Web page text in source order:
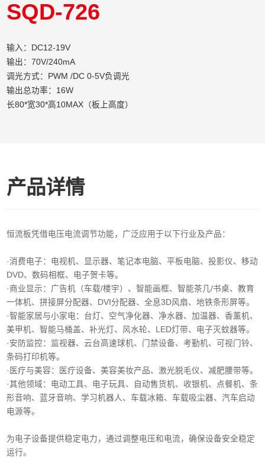
SQD-726
输入：DC12-19V
输出：70V/240mA
调光方式：PWM /DC 0-5V负调光
输出总功率：16W
长80*宽30*高10MAX（板上高度）
产品详情
恒流板凭借电压电流调节功能，广泛应用于以下行业及产品：
·消费电子‌：电视机、显示器、笔记本电脑、平板电脑、投影仪、移动
DVD、数码相框、电子贺卡等。
·商业显示‌：广告机（车载/楼宇）、智能画框、智能茶几/书桌、教育
一体机、拼接屏分配器、DVI分配器、全息3D风扇、地铁条形屏等。
·智能家居与小家电‌：台灯、空气净化器、净水器、加温器、香薰机、
美甲机、智能马桶盖、补光灯、风水轮、LED灯带、电子灭蚊器等。
‌·安防监控‌：监视器、云台高速球机、门禁设备、考勤机、可视门铃、
条码打印机等。
·医疗与美容‌：医疗设备、美容美妆产品、激光脱毛仪、减肥腰带等。
‌·其他领域‌：电动工具、电子玩具、自动售货机、收银机、点餐机、条
形音响、蓝牙音响、学习机器人、车载冰箱、车载吸尘器、汽车启动
电源等。
为电子设备提供稳定电力，通过调整电压和电流，确保设备安全稳定
运行。